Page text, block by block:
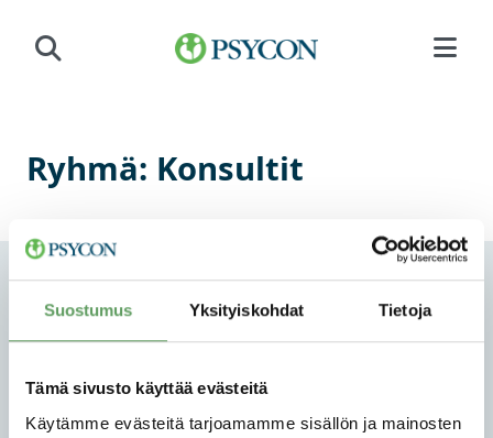
Suostumus Yksityiskohdat Tietoja
Tämä sivusto käyttää evästeitä
Käytämme evästeitä tarjoamamme sisällön ja mainosten
Ryhmä: Konsultit